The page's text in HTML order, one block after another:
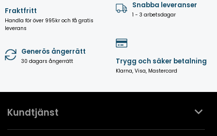
Fraktfritt
Handla för över 995kr och få gratis
leverans
Snabba leveranser
1 - 3 arbetsdagar
Generös ångerrätt
30 dagars ångerrätt Trygg och säker betalning
Klarna, Visa, Mastercard
Kundtjänst